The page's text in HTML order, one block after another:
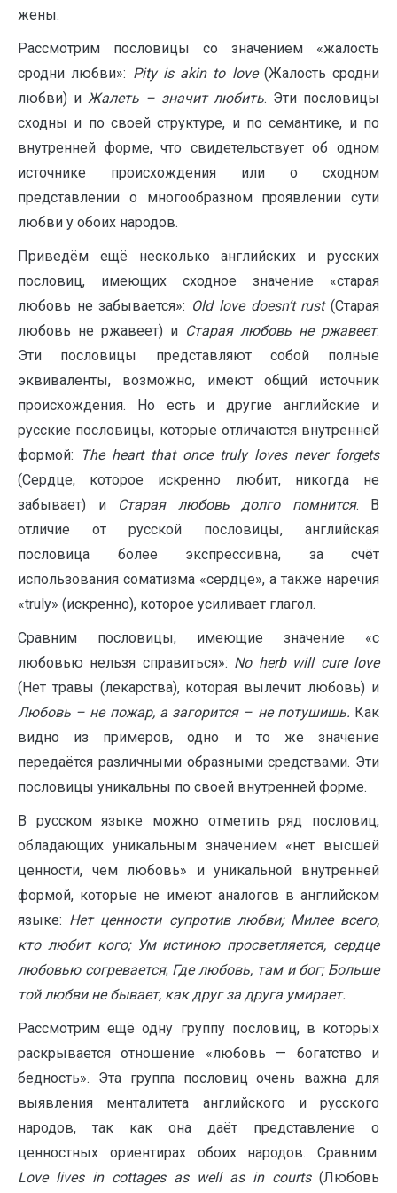
жены.
Рассмотрим пословицы со значением «жалость
сродни любви»: Pity is akin to love(Жалость сродни
любви) и Жалеть – значит любить. Эти пословицы
сходны и по своей структуре, и по семантике, и по
внутренней форме, что свидетельствует об одном
источнике происхождения или о сходном
представлении о многообразном проявлении сути
любви у обоих народов.
Приведём ещё несколько английских и русских
пословиц, имеющих сходное значение «старая
любовь не забывается»: Old love doesn’t rust(Старая
любовь не ржавеет) и Старая любовь не ржавеет.
Эти пословицы представляют собой полные
эквиваленты, возможно, имеют общий источник
происхождения. Но есть и другие английские и
русские пословицы, которые отличаются внутренней
формой:
The heart that once truly loves never forgets
(Сердце, которое искренно любит, никогда не
забывает) и
Старая любовь долго помнится. В
отличие от русской пословицы, английская
пословица более экспрессивна, за счёт
использования соматизма «сердце», а также наречия
«truly» (искренно), которое усиливает глагол.
Сравним пословицы, имеющие значение «с
любовью нельзя справиться»: No herb will cure love
(Нет травы (лекарства), которая вылечит любовь) и
Любовь – не пожар, а загорится – не потушишь. Как
видно из примеров, одно и то же значение
передаётся различными образными средствами. Эти
пословицы уникальны по своей внутренней форме.
В русском языке можно отметить ряд пословиц,
обладающих уникальным значением «нет высшей
ценности, чем любовь» и уникальной внутренней
формой, которые не имеют аналогов в английском
языке: Нет ценности супротив любви; Милее всего,
кто любит кого; Ум истиною просветляется, сердце
любовью согревается; Где любовь, там и бог; Больше
той любви не бывает, как друг за друга умирает.
Рассмотрим ещё одну группу пословиц, в которых
раскрывается отношение «любовь — богатство и
бедность». Эта группа пословиц очень важна для
выявления менталитета английского и русского
народов, так как она даёт представление о
ценностных ориентирах обоих народов. Сравним:
Love lives in cottages as well as in courts(Любовь